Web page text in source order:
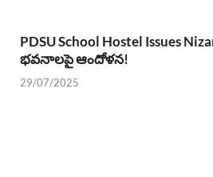
PDSU School Hostel Issues
భవనాలపై ఆందోళన!
29/07/2025